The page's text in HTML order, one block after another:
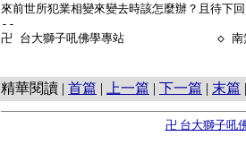
來前世所犯業相變來變去時該怎麼辦？且待下
--
卍 台大獅子吼佛學專站
◇ 南
精華閱讀 | 首篇 | 上一篇 | 下一篇 | 末篇
卍 台大獅子吼